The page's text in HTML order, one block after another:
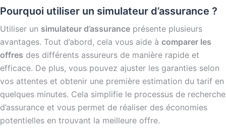
Pourquoi utiliser un simulateur d’assurance ?
Utiliser un simulateur d’assurance présente plusieurs
avantages. Tout d’abord, cela vous aide à comparer les
offres des différents assureurs de manière rapide et
efficace. De plus, vous pouvez ajuster les garanties selon
vos attentes et obtenir une première estimation du tarif en
quelques minutes. Cela simplifie le processus de recherche
d’assurance et vous permet de réaliser des économies
potentielles en trouvant la meilleure offre.